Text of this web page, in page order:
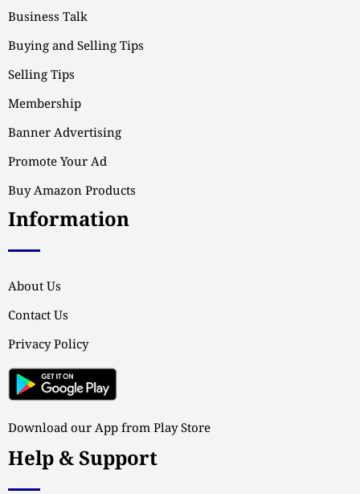
Business Talk
Buying and Selling Tips
Selling Tips
Membership
Banner Advertising
Promote Your Ad
Buy Amazon Products
Information
About Us
Contact Us
Privacy Policy
Download our App from Play Store
Help & Support